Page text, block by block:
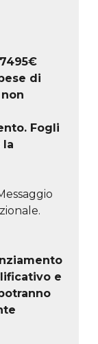
€
di
Fogli
la
e